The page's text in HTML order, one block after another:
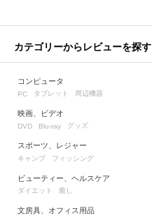
カテゴリーからレビューを探す
コンピュータ
PC タブレット 周辺機器
映画、ビデオ
DVD Blu-ray グッズ
スポーツ、レジャー
キャンプ フィッシング
ビューティー、ヘルスケア
ダイエット 癒し
文房具、オフィス用品